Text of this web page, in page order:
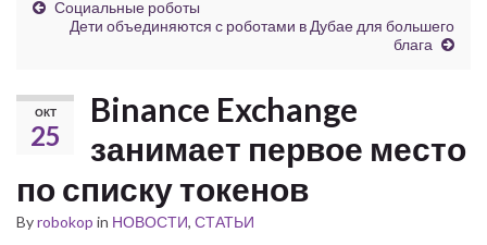
Социальные роботы
Дети объединяются с роботами в Дубае для большего
блага
ОКТ
25
Binance Exchange
занимает первое место
по списку токенов
Byrobokop in НОВОСТИ, СТАТЬИ